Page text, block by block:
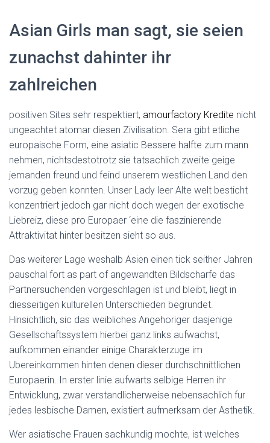
Asian Girls man sagt, sie seien
zunachst dahinter ihr
zahlreichen
positiven Sites sehr respektiert, amourfactory Kredite nicht
ungeachtet atomar diesen Zivilisation. Sera gibt etliche
europaische Form, eine asiatic Bessere halfte zum mann
nehmen, nichtsdestotrotz sie tatsachlich zweite geige
jemanden freund und feind unserem westlichen Land den
vorzug geben konnten. Unser Lady leer Alte welt besticht
konzentriert jedoch gar nicht doch wegen der exotische
Liebreiz, diese pro Europaer ‘eine die faszinierende
Attraktivitat hinter besitzen sieht so aus.
Das weiterer Lage weshalb Asien einen tick seither Jahren
pauschal fort as part of angewandten Bildscharfe das
Partnersuchenden vorgeschlagen ist und bleibt, liegt in
diesseitigen kulturellen Unterschieden begrundet.
Hinsichtlich, sic das weibliches Angehoriger dasjenige
Gesellschaftssystem hierbei ganz links aufwachst,
aufkommen einander einige Charakterzuge im
Ubereinkommen hinten denen dieser durchschnittlichen
Europaerin. In erster linie aufwarts selbige Herren ihr
Entwicklung, zwar verstandlicherweise nebensachlich fur
jedes lesbische Damen, existiert aufmerksam der Asthetik.
Wer asiatische Frauen sachkundig mochte, ist welches